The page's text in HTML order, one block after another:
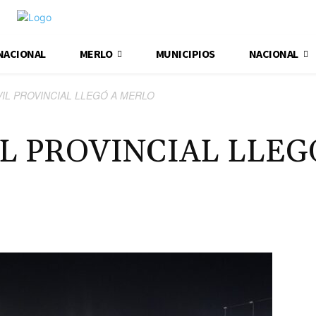
MERLO MUNICIPIOS NACIONAL
PROVINCIAL LLEGÓ A MERLO
PROVINCIAL